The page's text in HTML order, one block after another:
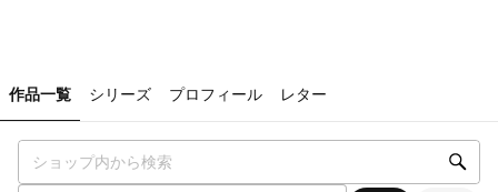
作品一覧 シリーズ プロフィール レター